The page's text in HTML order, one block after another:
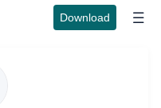
Download